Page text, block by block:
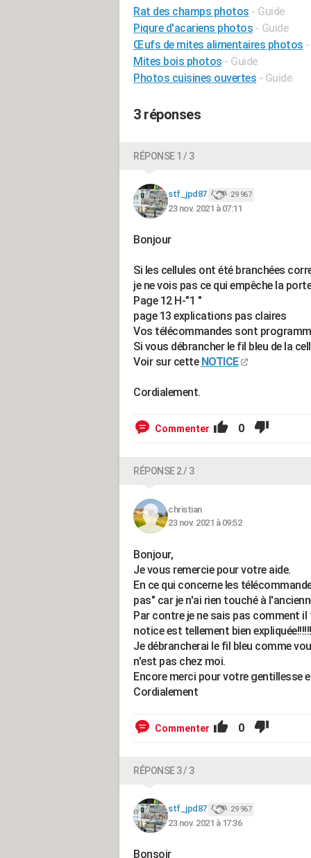
Rat des champs photos - Guide
Piqure d'acariens photos - Guide
Œufs de mites alimentaires photos
Mites bois photos - Guide
Photos cuisines ouvertes - Guide
3 réponses
RÉPONSE 1 / 3
stf_jpd87 29 967
23 nov. 2021 à 07:11
Bonjour
Si les cellules ont été branchées
je ne vois pas ce qui empêche la
Page 12 H-"1 "
page 13 explications pas claires
Vos télécommandes sont
Si vous débrancher le fil bleu de la
Voir sur cette NOTICE
Cordialement.
Commenter 0
RÉPONSE 2 / 3
christian
23 nov. 2021 à 09:52
Bonjour,
Je vous remercie pour votre aide.
En ce qui concerne les
pas" car je n'ai rien touché à
Par contre je ne sais pas comment
notice est tellement bien expliquée!!!!!!
Je débrancherai le fil bleu comme
n'est pas chez moi.
Encore merci pour votre gentillesse
Cordialement
Commenter 0
RÉPONSE 3 / 3
stf_jpd87 29 967
23 nov. 2021 à 17:36
Bonsoir